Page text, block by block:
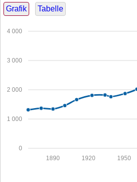
Grafik Tabelle
0
1 000
2 000
3 000
4 000
1950
1920
1890